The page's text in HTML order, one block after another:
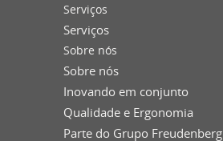
Serviços
Serviços
Sobre nós
Sobre nós
Inovando em conjunto
Qualidade e Ergonomia
Parte do Grupo Freudenberg